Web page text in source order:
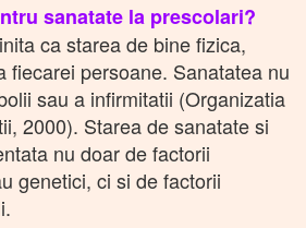
sanatate la prescolari?
ca starea de bine fizica,
fiecarei persoane. Sanatatea nu
sau a infirmitatii (Organizatia
2000). Starea de sanatate si
nu doar de factorii
genetici, ci si de factorii